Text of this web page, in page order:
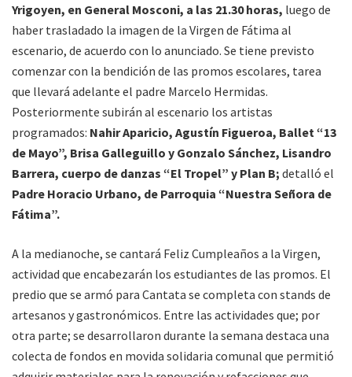
Yrigoyen, en General Mosconi, a las 21.30 horas, luego de
haber trasladado la imagen de la Virgen de Fátima al
escenario, de acuerdo con lo anunciado. Se tiene previsto
comenzar con la bendición de las promos escolares, tarea
que llevará adelante el padre Marcelo Hermidas.
Posteriormente subirán al escenario los artistas
programados: Nahir Aparicio, Agustín Figueroa, Ballet “13
de Mayo”, Brisa Galleguillo y Gonzalo Sánchez, Lisandro
Barrera, cuerpo de danzas “El Tropel” y Plan B; detalló el
Padre Horacio Urbano, de Parroquia “Nuestra Señora de
Fátima”.
A la medianoche, se cantará Feliz Cumpleaños a la Virgen,
actividad que encabezarán los estudiantes de las promos. El
predio que se armó para Cantata se completa con stands de
artesanos y gastronómicos. Entre las actividades que; por
otra parte; se desarrollaron durante la semana destaca una
colecta de fondos en movida solidaria comunal que permitió